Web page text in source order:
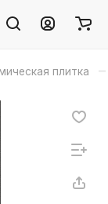
плитка –